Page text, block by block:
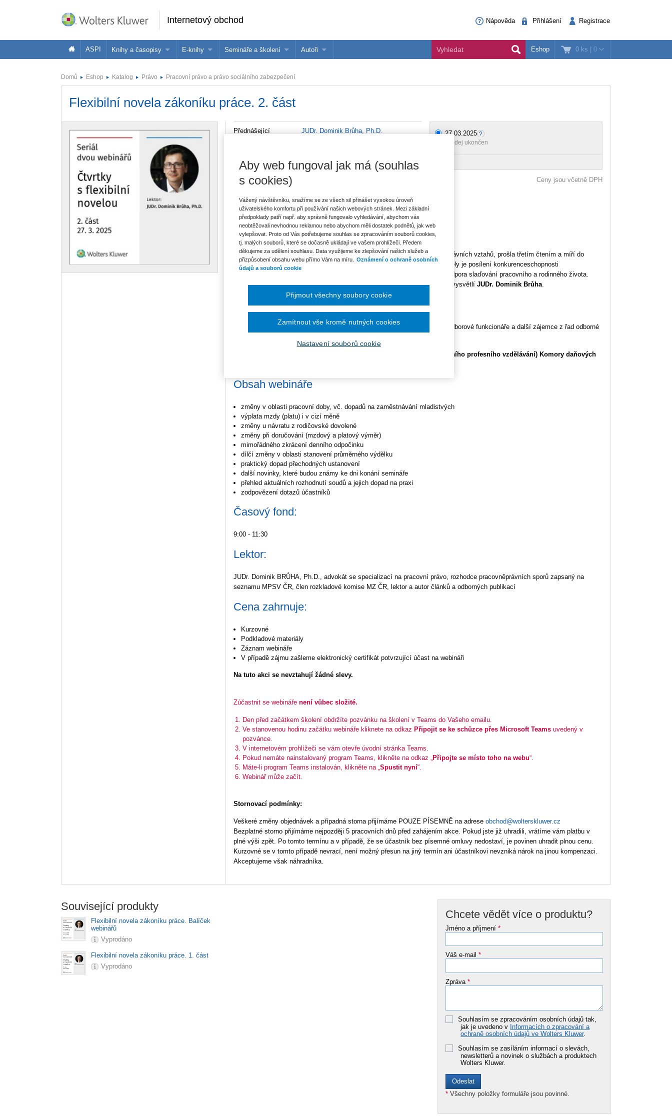
Internetový obchod Nápověda Přihlášení Registrace
0 ks | 0
ASPI Knihy a časopisy
Knihy
Časopisy
E-knihy
Jak na naše e-knihy?
Koupit e-knihu
Půjčit si e-knihu
Semináře a školení
Semináře a konference
Školení ASPI, Libra a Praetor
Autoři
PublishOne
Eshop
Domů Eshop Katalog Právo Pracovní právo a právo sociálního zabezpečení
Flexibilní novela zákoníku práce. 2. část
27.03.2025
Prodej ukončen
Ceny jsou včetně DPH
Přednášející JUDr. Dominik Brůha, Ph.D.
Typ akce Webinář
Typ produktu
Datum 27.03.2025
Místo konání ONLINE - Microsoft Teams
Novela zákoníku práce, jejímž hlavním cílem je zvýšit flexibilitu pracovněprávních vztahů, prošla třetím čtením a míří do
Senátu. Její účinnost nastane pravděpodobně
. Záměrem novely je posílení konkurenceschopnosti
zaměstnavatelů při současném zachování ochrany práv zaměstnanců a podpora slaďování pracovního a rodinného života.
Podrobně vám jednotlivé body novely během dvou samostatných webinářů vysvětlíJUDr. Dominik Brůha.
Určeno pro:
Vedoucí zaměstnance, personalisty, mzdové účetní, podnikové právníky, odborové funkcionáře a další zájemce z řad odborné
Účast na akci splňuje podmínky pro uznání v systému KPV (Kontinuálního profesního vzdělávání) Komory daňových
Obsah webináře
změny v oblasti pracovní doby, vč. dopadů na zaměstnávání mladistvých
výplata mzdy (platu) i v cizí měně
změny u návratu z rodičovské dovolené
změny při doručování (mzdový a platový výměr)
mimořádného zkrácení denního odpočinku
dílčí změny v oblasti stanovení průměrného výdělku
praktický dopad přechodných ustanovení
další novinky, které budou známy ke dni konání semináře
přehled aktuálních rozhodnutí soudů a jejich dopad na praxi
zodpovězení dotazů účastníků
Časový fond:
9:00 - 11:30
Lektor:
JUDr. Dominik BRŮHA, Ph.D., advokát se specializací na pracovní právo, rozhodce pracovněprávních sporů zapsaný na
seznamu MPSV ČR, člen rozkladové komise MZ ČR, lektor a autor článků a odborných publikací
Cena zahrnuje:
Kurzovné
Podkladové materiály
Záznam webináře
V případě zájmu zašleme elektronický certifikát potvrzující účast na webináři
Na tuto akci se nevztahují žádné slevy.
Zúčastnit se webináře není vůbec složité.
Den před začátkem školení obdržíte pozvánku na školení v Teams do Vašeho emailu.
Ve stanovenou hodinu začátku webináře kliknete na odkaz Připojit se ke schůzce přes Microsoft Teams uvedený v
pozvánce.
V internetovém prohlížeči se vám otevře úvodní stránka Teams.
Pokud nemáte nainstalovaný program Teams, klikněte na odkaz „Připojte se místo toho na webu“.
Máte-li program Teams instalován, klikněte na „Spustit nyní“.
Webinář může začít.
Stornovací podmínky:
Veškeré změny objednávek a případná storna přijímáme POUZE PÍSEMNĚ na adreseobchod@wolterskluwer.cz
Bezplatné storno přijímáme nejpozději 5 pracovních dnů před zahájením akce. Pokud jste již uhradili, vrátíme vám platbu v
plné výši zpět. Po tomto termínu a v případě, že se účastník bez písemné omluvy nedostaví, je povinen uhradit plnou cenu.
Kurzovné se v tomto případě nevrací, není možný přesun na jiný termín ani účastníkovi nevzniká nárok na jinou kompenzaci.
Akceptujeme však náhradníka.
Související produkty
Flexibilní novela zákoníku práce. Balíček
webinářů
Vyprodáno
Flexibilní novela zákoníku práce. 1. část
Vyprodáno
Chcete vědět více o produktu?
Jméno a příjmení*
Váš e-mail*
Zpráva*
Souhlasím se zpracováním osobních údajů tak,
jak je uvedeno v Informacích o zpracování a
ochraně osobních údajů ve Wolters Kluwer.
Souhlasím se zasíláním informací o slevách,
newsletterů a novinek o službách a produktech
Wolters Kluwer.
* Všechny položky formuláře jsou povinné.
Aby web fungoval jak má (souhlas
s cookies)
Vážený návštěvníku, snažíme se ze všech sil přinášet vysokou úroveň
uživatelského komfortu při používání našich webových stránek. Mezi základní
předpoklady patří např. aby správně fungovalo vyhledávání, abychom vás
neobtěžovali nevhodnou reklamou nebo abychom měli dostatek podnětů, jak web
vylepšovat. Proto od Vás potřebujeme souhlas se zpracováním souborů cookies,
tj. malých souborů, které se dočasně ukládají ve vašem prohlížeči. Předem
děkujeme za udělení souhlasu. Data využijeme ke zlepšování našich služeb a
přizpůsobení obsahu webu přímo Vám na míru.
Oznámení o ochraně osobních
údajů a souborů cookie
Nastavení souborů cookie
Zamítnout vše kromě nutných cookies
Přijmout všechny soubory cookie